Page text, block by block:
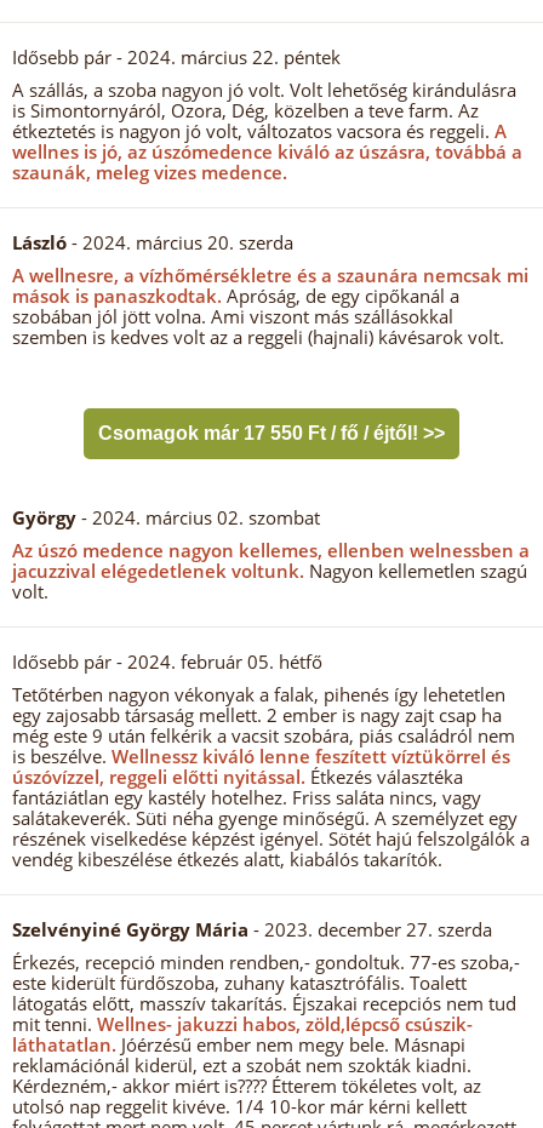
Idősebb pár - 2024. március 22. péntek
A szállás, a szoba nagyon jó volt. Volt lehetőség kirándulásra
is Simontornyáról, Ozora, Dég, közelben a teve farm. Az
étkeztetés is nagyon jó volt, változatos vacsora és reggeli. A
wellnes is jó, az úszómedence kiváló az úszásra, továbbá a
szaunák, meleg vizes medence.
László - 2024. március 20. szerda
A wellnesre, a vízhőmérsékletre és a szaunára nemcsak mi
mások is panaszkodtak. Apróság, de egy cipőkanál a
szobában jól jött volna. Ami viszont más szállásokkal
szemben is kedves volt az a reggeli (hajnali) kávésarok volt.
Csomagok már 17 550 Ft / fő / éjtől! >>
György - 2024. március 02. szombat
Az úszó medence nagyon kellemes, ellenben welnessben a
jacuzzival elégedetlenek voltunk. Nagyon kellemetlen szagú
volt.
Idősebb pár - 2024. február 05. hétfő
Tetőtérben nagyon vékonyak a falak, pihenés így lehetetlen
egy zajosabb társaság mellett. 2 ember is nagy zajt csap ha
még este 9 után felkérik a vacsit szobára, piás családról nem
is beszélve. Wellnessz kiváló lenne feszített víztükörrel és
úszóvízzel, reggeli előtti nyitással. Étkezés választéka
fantáziátlan egy kastély hotelhez. Friss saláta nincs, vagy
salátakeverék. Süti néha gyenge minőségű. A személyzet egy
részének viselkedése képzést igényel. Sötét hajú felszolgálók a
vendég kibeszélése étkezés alatt, kiabálós takarítók.
Szelvényiné György Mária - 2023. december 27. szerda
Érkezés, recepció minden rendben,- gondoltuk. 77-es szoba,-
este kiderült fürdőszoba, zuhany katasztrófális. Toalett
látogatás előtt, masszív takarítás. Éjszakai recepciós nem tud
mit tenni. Wellnes- jakuzzi habos, zöld,lépcső csúszik-
láthatatlan. Jóérzésű ember nem megy bele. Másnapi
reklamációnál kiderül, ezt a szobát nem szokták kiadni.
Kérdezném,- akkor miért is???? Étterem tökéletes volt, az
utolsó nap reggelit kivéve. 1/4 10-kor már kérni kellett